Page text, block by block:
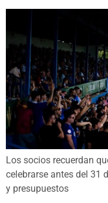
Los socios recuerdan
celebrarse antes del 31
y presupuestos